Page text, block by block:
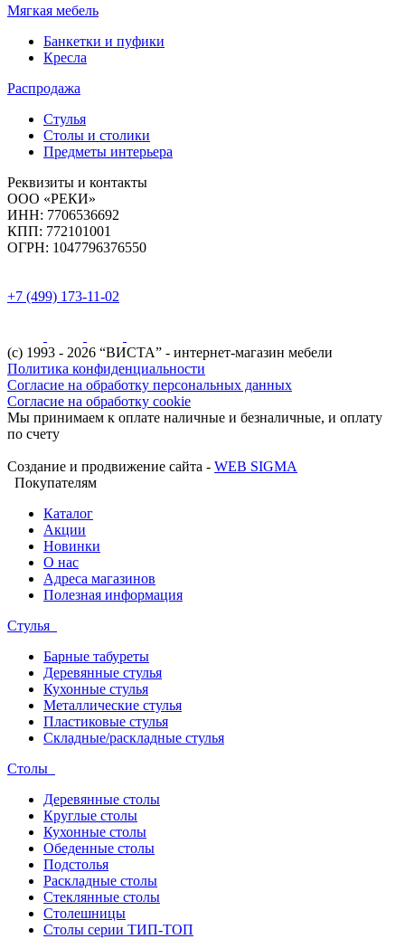
Мягкая мебель
Банкетки и пуфики
Кресла
Распродажа
Стулья
Столы и столики
Предметы интерьера
Реквизиты и контакты
ООО «РЕКИ»
ИНН: 7706536692
КПП: 772101001
ОГРН: 1047796376550
+7 (499) 173-11-02
(с) 1993 - 2026 “ВИСТА” - интернет-магазин мебели
Политика конфиденциальности
Согласие на обработку персональных данных
Согласие на обработку cookie
Мы принимаем к оплате наличные и безналичные, и оплату
по счету
Создание и продвижение сайта - WEB SIGMA
Покупателям
Каталог
Акции
Новинки
О нас
Адреса магазинов
Полезная информация
Стулья
Барные табуреты
Деревянные стулья
Кухонные стулья
Металлические стулья
Пластиковые стулья
Складные/раскладные стулья
Столы
Деревянные столы
Круглые столы
Кухонные столы
Обеденные столы
Подстолья
Раскладные столы
Стеклянные столы
Столешницы
Столы серии ТИП-ТОП